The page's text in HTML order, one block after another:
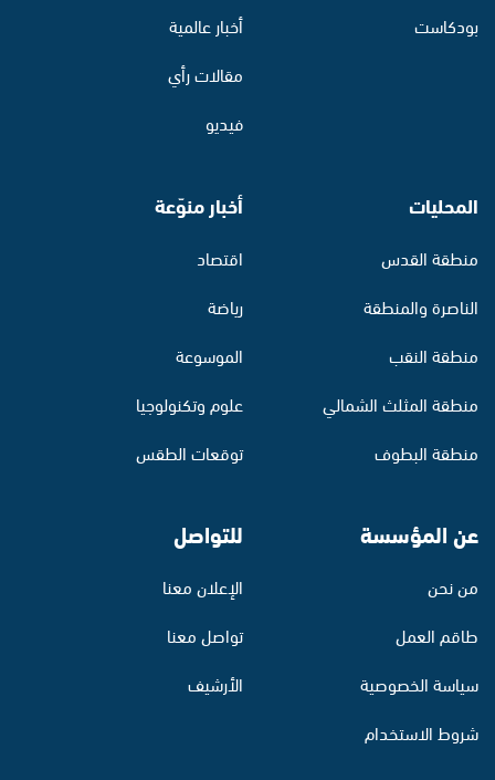
بودكاست
أخبار عالمية
مقالات رأي
فيديو
المحليات
منطقة القدس
الناصرة والمنطقة
منطقة النقب
منطقة المثلث الشمالي
منطقة البطوف
أخبار منوّعة
اقتصاد
رياضة
الموسوعة
علوم وتكنولوجيا
توقعات الطقس
عن المؤسسة
من نحن
طاقم العمل
سياسة الخصوصية
شروط الاستخدام
للتواصل
الإعلان معنا
تواصل معنا
الأرشيف